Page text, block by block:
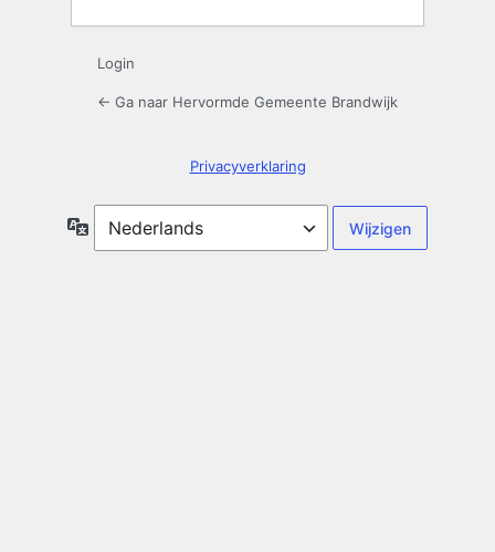
Login
← Ga naar Hervormde Gemeente Brandwijk
Privacyverklaring
Taal